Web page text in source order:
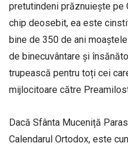
pretutindeni prăznuiește pe
chip deosebit, ea este
bine de 350 de ani
de binecuvântare și
trupească pentru toți cei
mijlocitoare către
Dacă Sfânta Muceniță
Calendarul Ortodox, este